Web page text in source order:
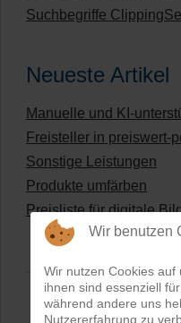
Suchbegriffe
Neueste Artikel
Manuelle und KI-
Freisteller in preiswert-
Sonstige Leistungen
Produkte umfärben
Preisliste für digitale
Wir benutzen
Wir nutzen Cookies auf
ihnen sind essenziell
während andere uns
Nutzererfahrung zu